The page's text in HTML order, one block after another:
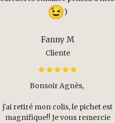
)
Fanny M
Cliente
Bonsoir Agnès,
j'ai retiré mon colis, le pichet est
magnifique!! Je vous remercie